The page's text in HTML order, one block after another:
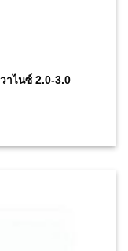
าไนซ์ 2.0-3.0